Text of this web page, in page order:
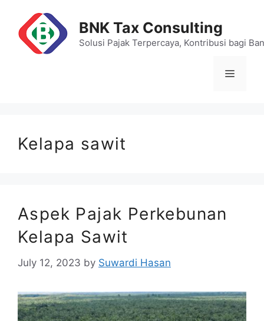
content
BNK Tax Consulting
Solusi Pajak Terpercaya, Kontribusi bagi
Menu
Kelapa sawit
Aspek Pajak Perkebunan
Kelapa Sawit
July 12, 2023 by Suwardi Hasan